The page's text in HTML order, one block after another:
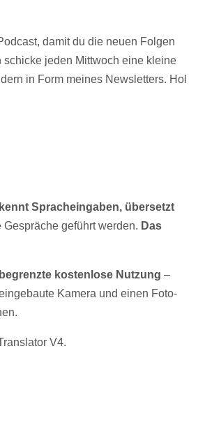
damit du die neuen Folgen
schicke jeden Mittwoch eine kleine
in Form meines Newsletters. Hol
Spracheingaben, übersetzt
geführt werden. Das
kostenlose Nutzung –
Kamera und einen Foto-
V4.